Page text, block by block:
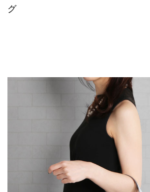
グ